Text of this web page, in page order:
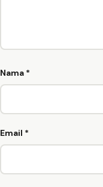
Nama *
Email *